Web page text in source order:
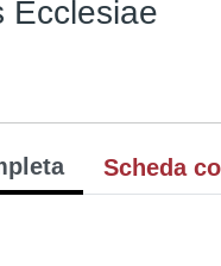
Ecclesiae
Scheda